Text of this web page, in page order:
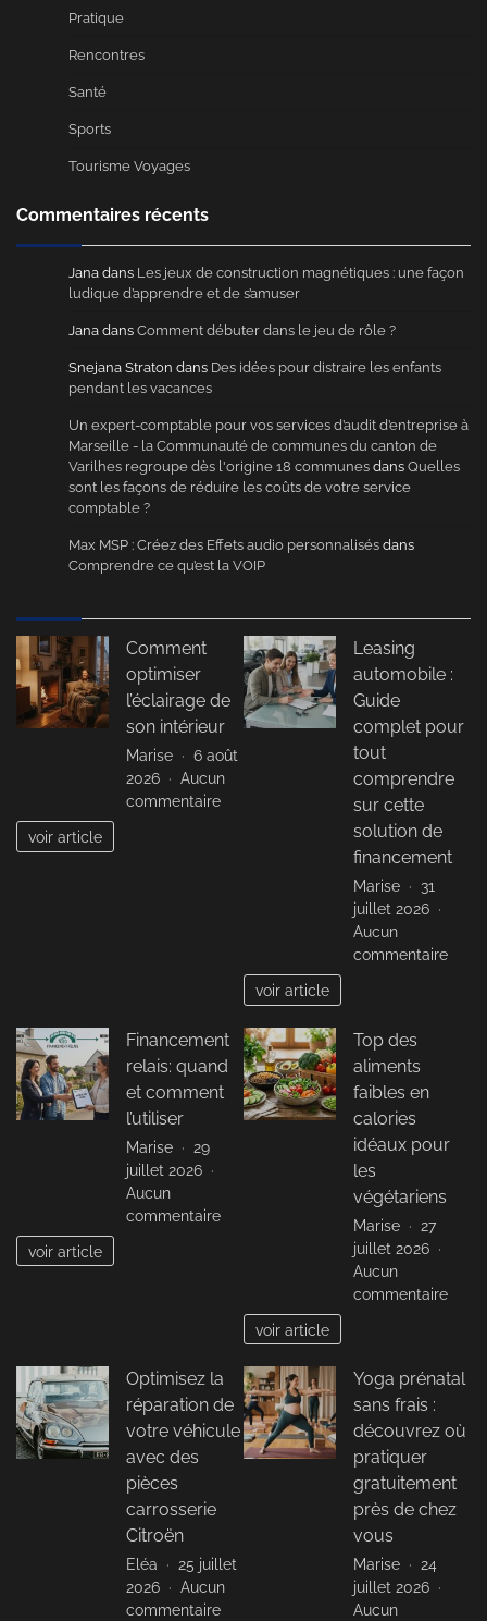
Pratique
Rencontres
Santé
Sports
Tourisme Voyages
Commentaires récents
Jana dans Les jeux de construction magnétiques : une façon
ludique d’apprendre et de s’amuser
Jana dans Comment débuter dans le jeu de rôle ?
Snejana Straton dans Des idées pour distraire les enfants
pendant les vacances
Un expert-comptable pour vos services d’audit d’entreprise à
Marseille - la Communauté de communes du canton de
Varilhes regroupe dès l'origine 18 communes dans Quelles
sont les façons de réduire les coûts de votre service
comptable ?
Max MSP : Créez des Effets audio personnalisés dans
Comprendre ce qu’est la VOIP
Comment
optimiser
l’éclairage de
son intérieur
Marise
6 août
2026
Aucun
commentairesur
voir article
Leasing
automobile :
Guide
complet pour
tout
comprendre
sur cette
solution de
financement
Marise
31
juillet 2026
Aucun
commentairesur
voir article
Financement
relais: quand
et comment
l’utiliser
Marise
29
juillet 2026
Aucun
commentairesur
comment
voir article
Top des
aliments
faibles en
calories
idéaux pour
les
végétariens
Marise
27
juillet 2026
Aucun
commentairesur
pour
voir article
Optimisez la
réparation de
votre véhicule
avec des
pièces
carrosserie
Citroën
Eléa
25 juillet
2026
Aucun
commentairesur
Yoga prénatal
sans frais :
découvrez où
pratiquer
gratuitement
près de chez
vous
Marise
24
juillet 2026
Aucun